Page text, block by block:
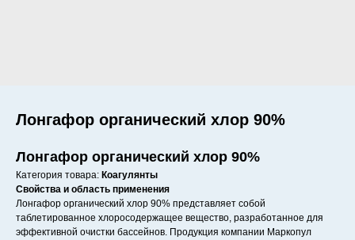
Лонгафор органический хлор 90%
Лонгафор органический хлор 90%
Категория товара: Коагулянты
Свойства и область применения
Лонгафор органический хлор 90% представляет собой
таблетированное хлоросодержащее вещество, разработанное для
эффективной очистки бассейнов. Продукция компании Маркопул